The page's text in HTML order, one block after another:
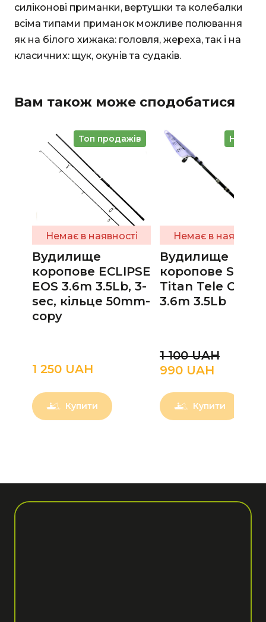
силіконові приманки, вертушки та колебалки
всіма типами приманок можливе полювання
як на білого хижака: головля, жереха, так і на
класичних: щук, окунів та судаків.
Вам також може сподобатися
Топ продажів
Немає в наявності
Вудилище
коропове ECLIPSE
EOS 3.6m 3.5Lb, 3-
sec, кільце 50mm-
copy
1 250 UAН
Купити
Немає в наявності
Вудилище
коропове
Titan Tele Carp
3.6m 3.5Lb
1 100 UAН
990 UAН
Купити